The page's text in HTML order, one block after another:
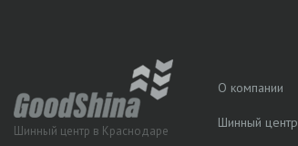
Шинный центр в Краснодаре
О компании
Шинный центр